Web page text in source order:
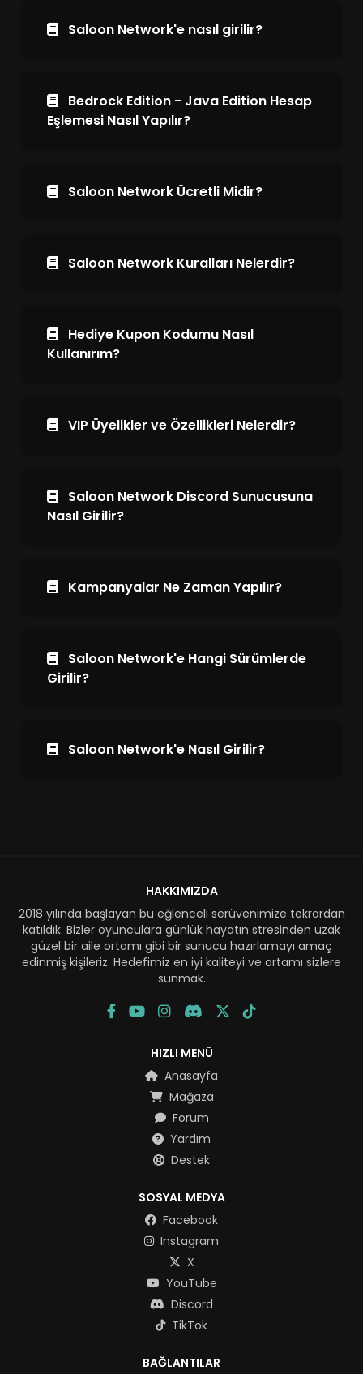
Saloon Network'e nasıl girilir?
Bedrock Edition - Java Edition Hesap
Eşlemesi Nasıl Yapılır?
Saloon Network Ücretli Midir?
Saloon Network Kuralları Nelerdir?
Hediye Kupon Kodumu Nasıl
Kullanırım?
VIP Üyelikler ve Özellikleri Nelerdir?
Saloon Network Discord Sunucusuna
Nasıl Girilir?
Kampanyalar Ne Zaman Yapılır?
Saloon Network'e Hangi Sürümlerde
Girilir?
Saloon Network'e Nasıl Girilir?
HAKKIMIZDA
2018 yılında başlayan bu eğlenceli serüvenimize tekrardan
katıldık. Bizler oyunculara günlük hayatın stresinden uzak
güzel bir aile ortamı gibi bir sunucu hazırlamayı amaç
edinmiş kişileriz. Hedefimiz en iyi kaliteyi ve ortamı sizlere
sunmak.
HIZLI MENÜ
Anasayfa
Mağaza
Forum
Yardım
Destek
SOSYAL MEDYA
Facebook
Instagram
X
YouTube
Discord
TikTok
BAĞLANTILAR